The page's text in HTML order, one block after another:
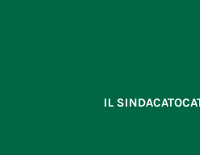
IL SINDACATO